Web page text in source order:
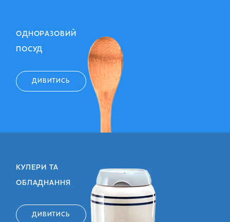
ОДНОРАЗОВИЙ
ПОСУД
ДИВИТИСЬ
КУЛЕРИ ТА
ОБЛАДНАННЯ
ДИВИТИСЬ